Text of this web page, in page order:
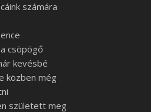
számára
csöpögő
kevésbé
közben még
született meg